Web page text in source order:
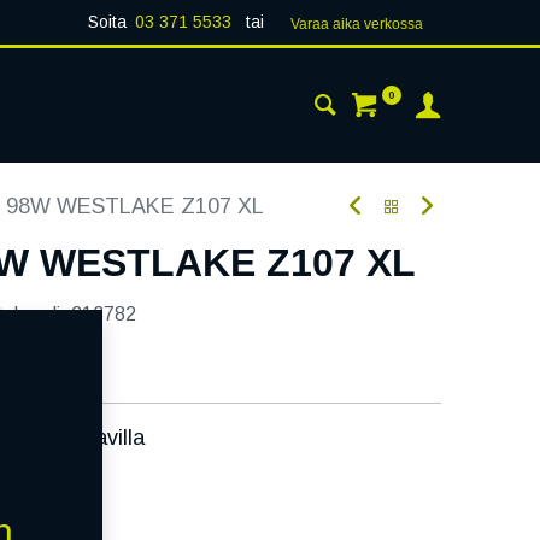
Soita 03 371 5533 tai Varaa aika verk​​​​ossa
0
98W WESTLAKE Z107 XL
WESTLAKE Z107 XL
213782
Saatavilla